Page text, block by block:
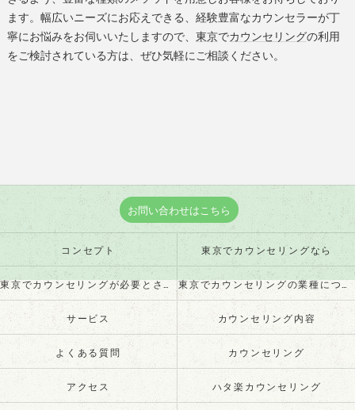
ます。幅広いニーズにお応えできる、経験豊富なカウンセラーが丁
寧にお悩みをお伺いいたしますので、 東京でカウンセリングの利用
をご検討されている方は、ぜひ気軽にご相談ください。
お問い合わせはこちら
コンセプト 東京でカウンセリングなら
東京でカウンセリングが必要とされる理由 東京でカウンセリングの業種について
サービス カウンセリング内容
よくある質問 カウンセリング
アクセス ハタ楽カウンセリング